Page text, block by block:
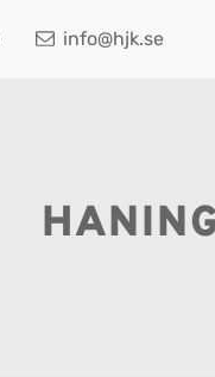
info@hjk.se